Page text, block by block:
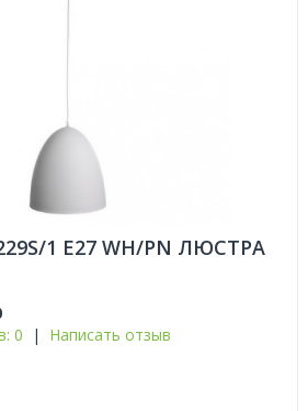
1 E27 WH/PN ЛЮСТРА
0 | Написать отзыв